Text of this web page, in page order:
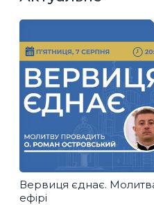
Вервиця єднає.
ефірі